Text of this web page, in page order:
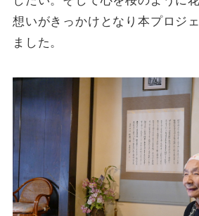
想いがきっかけとなり本プロジ
ました。